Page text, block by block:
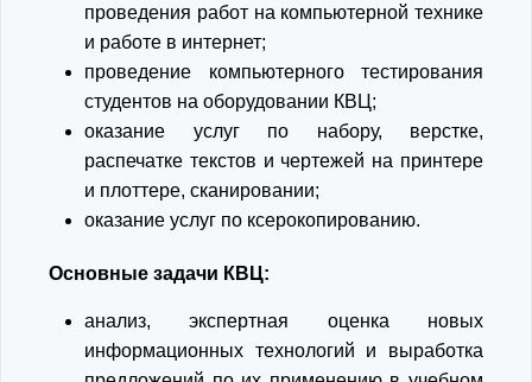
проведения работ на компьютерной технике
и работе в интернет;
проведение компьютерного тестирования
студентов на оборудовании КВЦ;
оказание услуг по набору, верстке,
распечатке текстов и чертежей на принтере
и плоттере, сканировании;
оказание услуг по ксерокопированию.
Основные задачи КВЦ:
анализ, экспертная оценка новых
информационных технологий и выработка